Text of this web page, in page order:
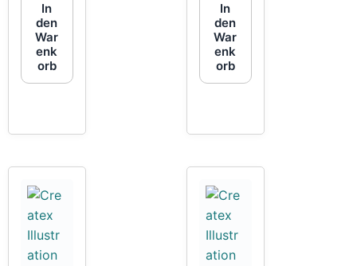
In
den
War
enk
orb
In
den
War
enk
orb